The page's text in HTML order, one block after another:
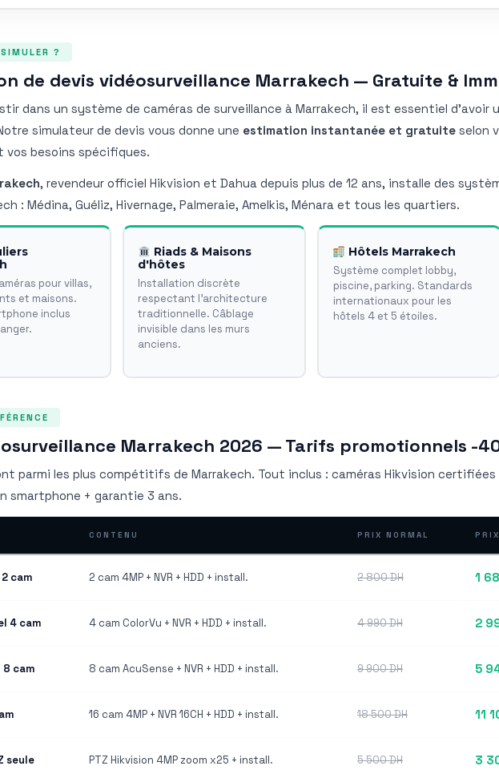
?
de devis vidéosurveillance Marrakech — Gratuite &
dans un système de caméras de surveillance à Marrakech, il est essentiel d'avoir
simulateur de devis vous donne une estimation instantanée et gratuite selon
vos besoins spécifiques.
, revendeur officiel Hikvision et Dahua depuis plus de 12 ans, installe des
: Médina, Guéliz, Hivernage, Palmeraie, Amelkis, Ménara et tous les quartiers.
pour villas,
et maisons.
inclus
Riads & Maisons
d'hôtes
Installation discrète
respectant l'architecture
traditionnelle. Câblage
invisible dans les murs
anciens.
Hôtels Marrakech
Système complet lobby,
piscine, parking. Standards
internationaux pour les
hôtels 4 et 5 étoiles.
Marrakech 2026 — Tarifs promotionnels -
parmi les plus compétitifs de Marrakech. Tout inclus : caméras Hikvision
smartphone + garantie 3 ans.
CONTENU PRIX NORMAL
cam 2 cam 4MP + NVR + HDD + install. 2 800 DH 1
4 cam 4 cam ColorVu + NVR + HDD + install. 4 990 DH 2
cam 8 cam AcuSense + NVR + HDD + install. 9 900 DH 5
16 cam 4MP + NVR 16CH + HDD + install. 18 500 DH 11
seule PTZ Hikvision 4MP zoom x25 + install. 5 500 DH 3